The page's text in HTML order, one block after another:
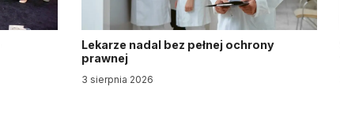
Lekarze nadal bez pełnej ochrony
prawnej
3 sierpnia 2026